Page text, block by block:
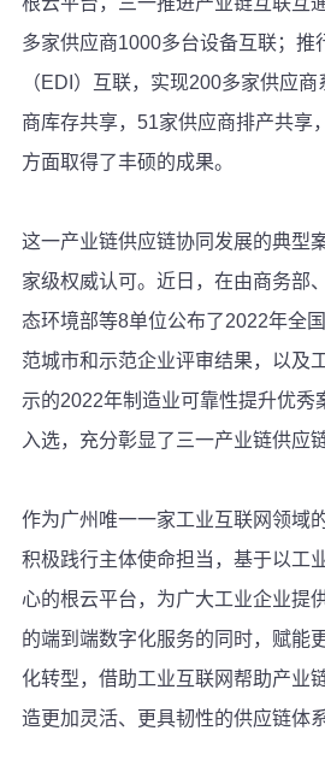
多家供应商1000多台设备互联；推
（EDI）互联，实现200多家供应
商库存共享，51家供应商排产共享
方面取得了丰硕的成果。
这一产业链供应链协同发展的典型
家级权威认可。近日，在由商务部
态环境部等8单位公布了2022年全
范城市和示范企业评审结果，以及
示的2022年制造业可靠性提升优秀
入选，充分彰显了三一产业链供应
作为广州唯一一家工业互联网领域
积极践行主体使命担当，基于以工
心的根云平台，为广大工业企业提
的端到端数字化服务的同时，赋能
化转型，借助工业互联网帮助产业
造更加灵活、更具韧性的供应链体系